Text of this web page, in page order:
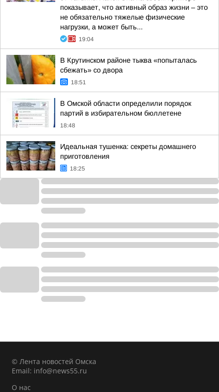
показывает, что активный образ жизни – это
не обязательно тяжелые физические
нагрузки, а может быть...
19:04
В Крутинском районе тыква «попыталась
сбежать» со двора
18:51
В Омской области определили порядок
партий в избирательном бюллетене
18:48
Идеальная тушенка: секреты домашнего
приготовления
18:25
© Лента новостей Омска
Email: info@news55.ru
О нас